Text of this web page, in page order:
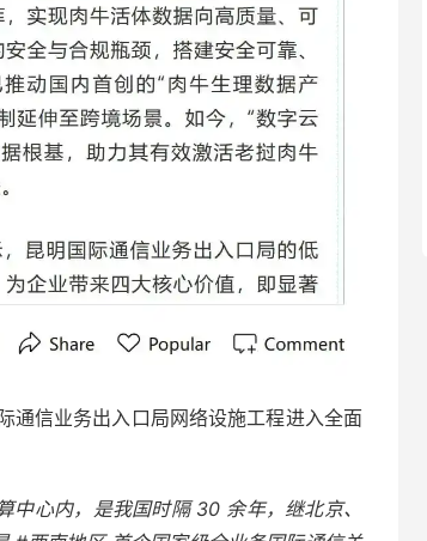
通信业务出入口局网络设施工程进入全面
中心内，是我国时隔 30 余年，继北京、